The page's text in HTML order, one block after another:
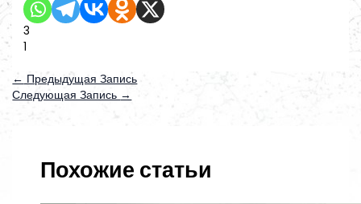
3
1
← Предыдущая Запись
Следующая Запись →
Похожие статьи